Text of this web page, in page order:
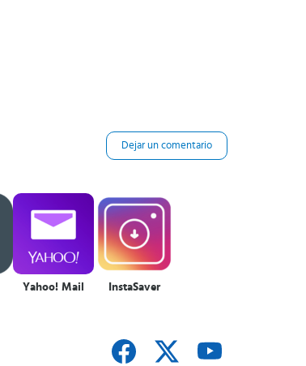
Dejar un comentario
Yahoo! Mail InstaSaver